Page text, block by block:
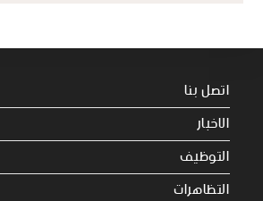
اتصل بنا
الاخبار
التوظيف
التظاهرات